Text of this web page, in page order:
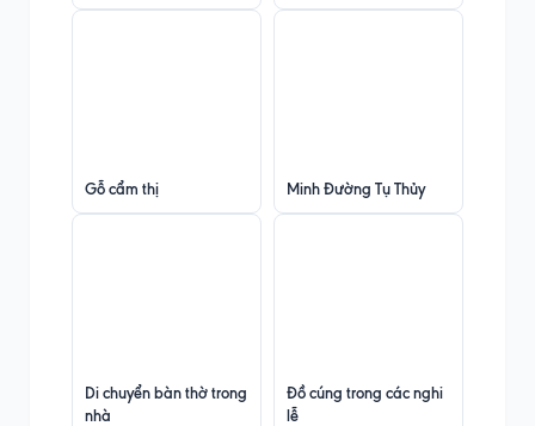
Gỗ cẩm thị Minh Đường Tụ Thủy
Di chuyển bàn thờ trong
nhà
Đồ cúng trong các nghi
lễ